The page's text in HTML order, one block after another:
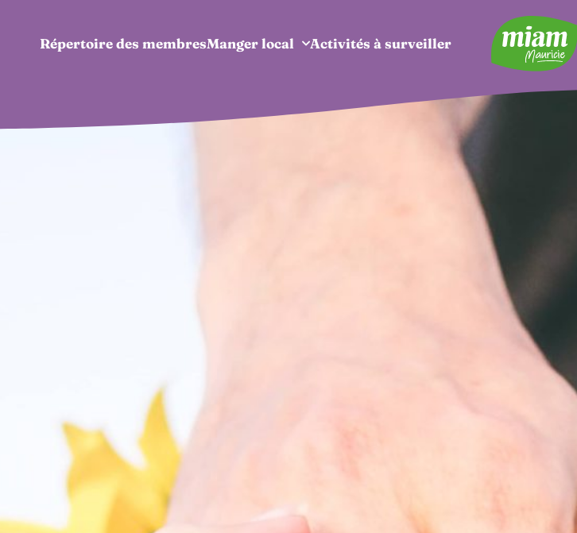
Répertoire des membresManger local Activités à surveiller